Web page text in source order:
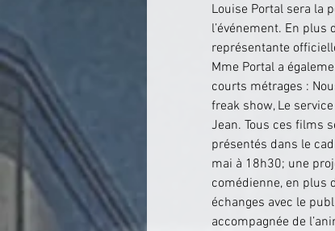
Louise Portal sera la
l’événement. En plus
représentante
Mme Portal a
courts métrages :
freak show, Le
Jean. Tous ces films
présentés dans le
mai à 18h30; une
comédienne, en plus
échanges avec le
accompagnée de